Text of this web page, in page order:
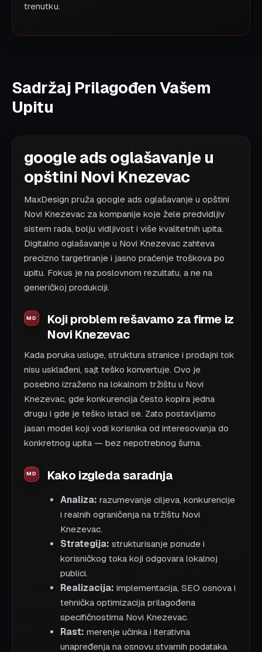
trenutku.
Sadržaj Prilagođen Vašem
Upitu
google ads oglašavanje u
opštini Novi Knezevac
MaxDesign pruža google ads oglašavanje u opštini
Novi Knezevac za kompanije koje žele predvidljiv
sistem rada, bolju vidljivost i više kvalitetnih upita.
Digitalno oglašavanje u Novi Knezevac zahteva
precizno targetiranje i jasno praćenje troškova po
upitu. Fokus je na poslovnom rezultatu, a ne na
generičkoj produkciji.
Koji problem rešavamo za firme iz
Novi Knezevac
Kada poruka usluge, struktura stranice i prodajni tok
nisu usklađeni, sajt teško konvertuje. Ovo je
posebno izraženo na lokalnom tržištu u Novi
Knezevac, gde konkurencija često kopira jedna
drugu i gde je teško istaci se. Zato postavljamo
jasan model koji vodi korisnika od interesovanja do
konkretnog upita — bez nepotrebnog šuma.
Kako izgleda saradnja
Analiza: razumevanje ciljeva, konkurencije
i realnih ograničenja na tržištu Novi
Knezevac.
Strategija: strukturisanje ponude i
korisničkog toka koji odgovara lokalnoj
publici.
Realizacija: implementacija, SEO osnova i
tehnička optimizacija prilagođena
specifičnostima Novi Knezevac.
Rast: merenje učinka i iterativna
unapređenja na osnovu stvarnih podataka.